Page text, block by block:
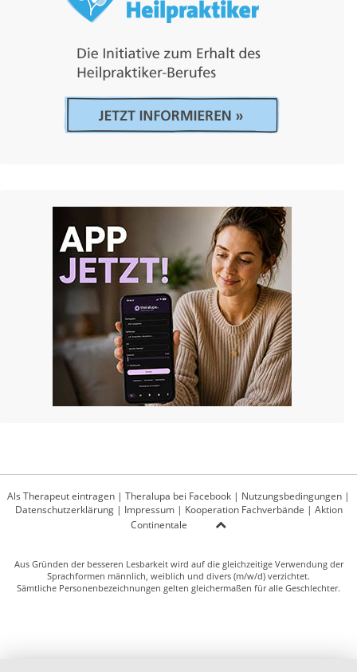
Als Therapeut eintragen | Theralupa bei Facebook | Nutzungsbedingungen |
Datenschutzerklärung| Impressum| Kooperation Fachverbände | Aktion
Continentale
Aus Gründen der besseren Lesbarkeit wird auf die gleichzeitige Verwendung der
Sprachformen männlich, weiblich und divers (m/w/d) verzichtet.
Sämtliche Personenbezeichnungen gelten gleichermaßen für alle Geschlechter.